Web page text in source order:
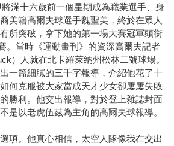
滿十六歲前一個星期成為職業選手、身
美籍高爾夫球選手魏聖美，終於在眾人
所突破，拿下她的第一場大賽冠軍頭銜
。當時《運動畫刊》的資深高爾夫記者
）人就在北卡羅萊納州松林二號球場。
一篇細膩的三千字報導，介紹他花了十
何克服被大家當成天才少女卻屢屢失敗
勝利。他交出報導，對於登上雜誌封面
是以老虎伍茲為主角的高爾夫球報導。
項。他真心相信，太空人隊像我在交出